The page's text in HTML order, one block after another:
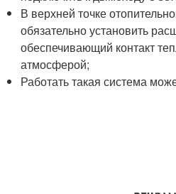
В верхней точке
обязательно установить
обеспечивающий контакт
атмосферой;
Работать такая система